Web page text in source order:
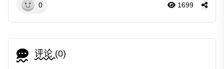
0 1699
评论 (0)